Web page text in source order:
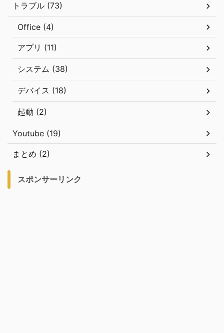
トラブル (73)
Office (4)
アプリ (11)
システム (38)
デバイス (18)
起動 (2)
Youtube (19)
まとめ (2)
スポンサーリンク